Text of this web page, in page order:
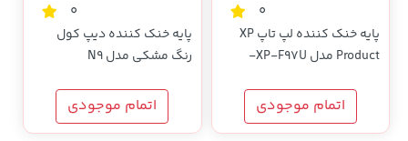
0
پایه خنک کننده لپ تاپ XP
Product مدل XP-F97U-
اتمام موجودی
0
پایه خنک کننده دیپ کول
رنگ مشکی مدل N9
اتمام موجودی